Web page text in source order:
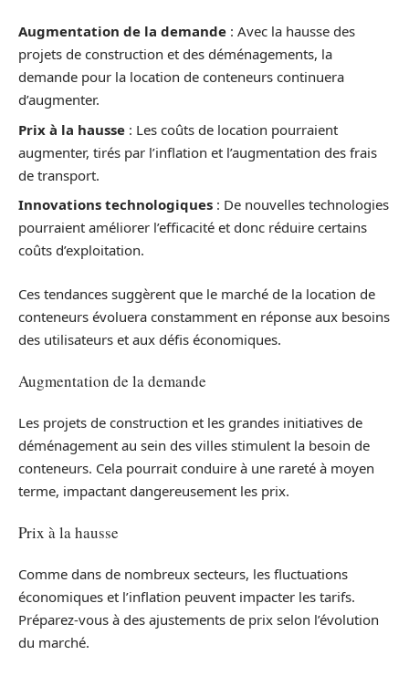
Augmentation de la demande : Avec la hausse des
projets de construction et des déménagements, la
demande pour la location de conteneurs continuera
d’augmenter.
Prix à la hausse : Les coûts de location pourraient
augmenter, tirés par l’inflation et l’augmentation des frais
de transport.
Innovations technologiques : De nouvelles technologies
pourraient améliorer l’efficacité et donc réduire certains
coûts d’exploitation.
Ces tendances suggèrent que le marché de la location de
conteneurs évoluera constamment en réponse aux besoins
des utilisateurs et aux défis économiques.
Augmentation de la demande
Les projets de construction et les grandes initiatives de
déménagement au sein des villes stimulent la besoin de
conteneurs. Cela pourrait conduire à une rareté à moyen
terme, impactant dangereusement les prix.
Prix à la hausse
Comme dans de nombreux secteurs, les fluctuations
économiques et l’inflation peuvent impacter les tarifs.
Préparez-vous à des ajustements de prix selon l’évolution
du marché.